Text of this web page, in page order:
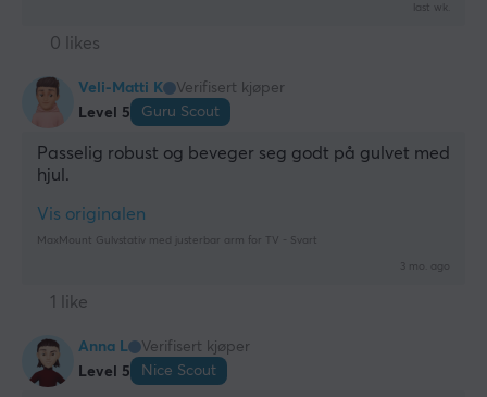
last wk.
0 likes
Veli-Matti K
Verifisert kjøper
Level 5
Guru Scout
Passelig robust og beveger seg godt på gulvet med
hjul.
Vis originalen
MaxMount Gulvstativ med justerbar arm for TV - Svart
3 mo. ago
1 like
Anna L
Verifisert kjøper
Level 5
Nice Scout